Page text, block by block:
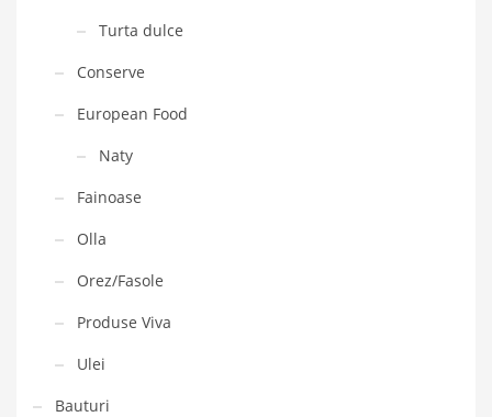
Turta dulce
Conserve
European Food
Naty
Fainoase
Olla
Orez/Fasole
Produse Viva
Ulei
Bauturi